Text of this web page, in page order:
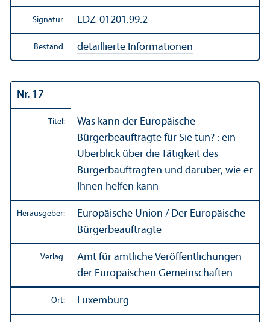
Signatur: EDZ-01201.99.2
Bestand: detaillierte Informationen
Nr. 17
Titel:
Was kann der Europäische
Bürgerbeauftragte für Sie tun? : ein
Über­blick über die Tätigkeit des
Bürgerbauftragten und darüber, wie er
Ihnen helfen kann
Herausgeber:
Europäische Union / Der Europäische
Bürgerbeauftragte
Verlag:
Amt für amtliche Veröffentlichungen
der Europäischen Gemeinschaften
Ort: Luxemburg